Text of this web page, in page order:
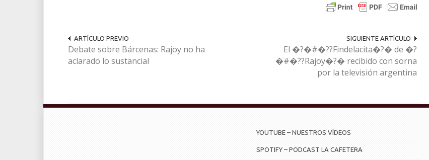
ARTÍCULO PREVIO
Debate sobre Bárcenas: Rajoy no ha
aclarado lo sustancial
SIGUIENTE ARTÍCULO
El �?�#�??Findelacita�?� de �?
�#�??Rajoy�?� recibido con sorna
por la televisión argentina
YOUTUBE – NUESTROS VÍDEOS
SPOTIFY – PODCAST LA CAFETERA